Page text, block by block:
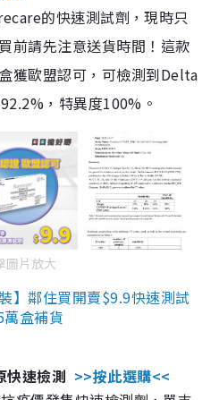
的快速測試劑，現時只
前請先注意送貨時間！這款
獲歐盟認可，可檢測到Delta
，特異度100%。
圖片放大
】鄰住買開賣$9.9快速測試
盒補貨
快速檢測 >>按此選購<<